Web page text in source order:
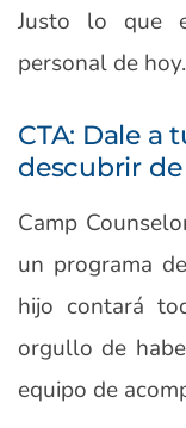
Justo lo que
personal de hoy.
CTA: Dale a
descubrir
Camp
un programa
hijo contará
orgullo de
equipo de